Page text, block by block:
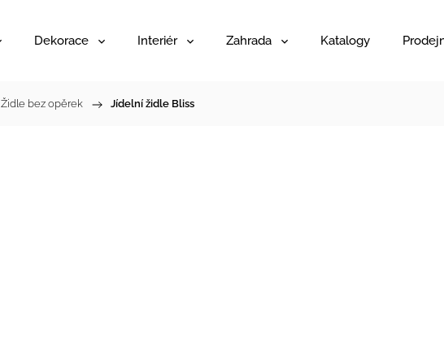
Dekorace Interiér Zahrada Katalogy
Židle bez opěrek / Jídelní židle Bliss